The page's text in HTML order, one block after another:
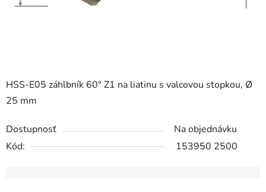
HSS-E05 záhlbník 60° Z1 na liatinu s valcovou stopkou, Ø
25 mm
Dostupnosť
Na objednávku
Kód:
153950 2500